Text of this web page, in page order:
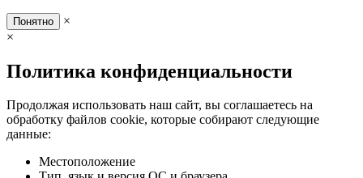
Понятно
×
×
Политика конфиденциальности
Продолжая использовать наш сайт, вы соглашаетесь на
обработку файлов cookie, которые собирают следующие
данные:
Местоположение